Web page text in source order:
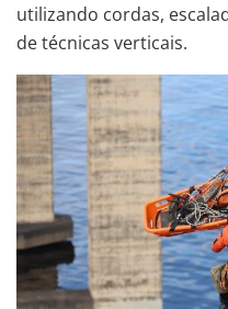
utilizando cordas,
de técnicas verticais.